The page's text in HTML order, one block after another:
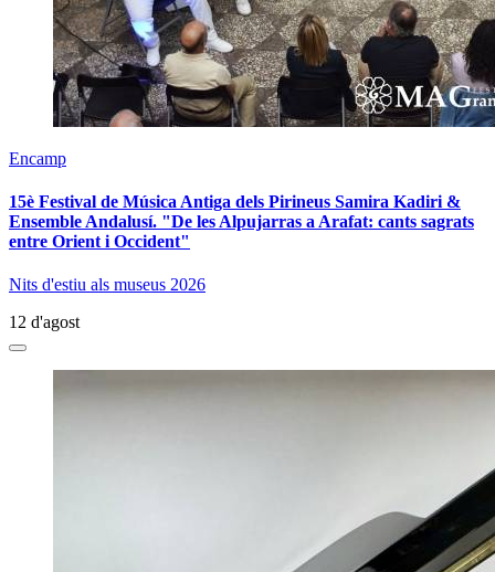
Encamp
15è Festival de Música Antiga dels Pirineus Samira Kadiri &
Ensemble Andalusí. "De les Alpujarras a Arafat: cants sagrats
entre Orient i Occident"
Nits d'estiu als museus 2026
12 d'agost